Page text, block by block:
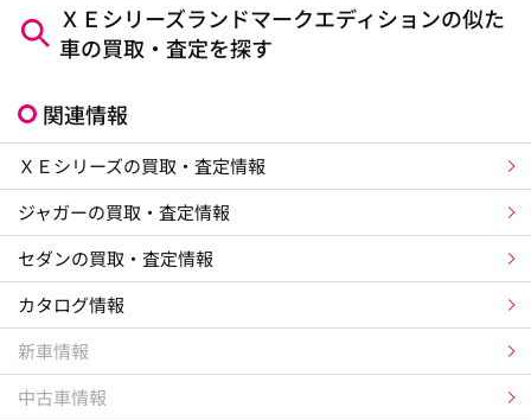
ＸＥシリーズランドマークエディションの似た
車の買取・査定を探す
関連情報
ＸＥシリーズの買取・査定情報
ジャガーの買取・査定情報
セダンの買取・査定情報
カタログ情報
新車情報
中古車情報